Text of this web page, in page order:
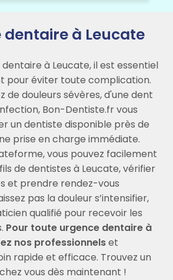
dentaire à Leucate
à Leucate, il est essentiel
pour éviter toute complication.
de douleurs sévères, d'une dent
Bon-Dentiste.fr vous
un dentiste disponible près de
prise en charge immédiate.
vous pouvez facilement
de dentistes à Leucate, vérifier
et prendre rendez-vous
pas la douleur s’intensifier,
qualifié pour recevoir les
Pour toute urgence dentaire à
nos professionnelset
rapide et efficace. Trouvez un
vous dès maintenant !